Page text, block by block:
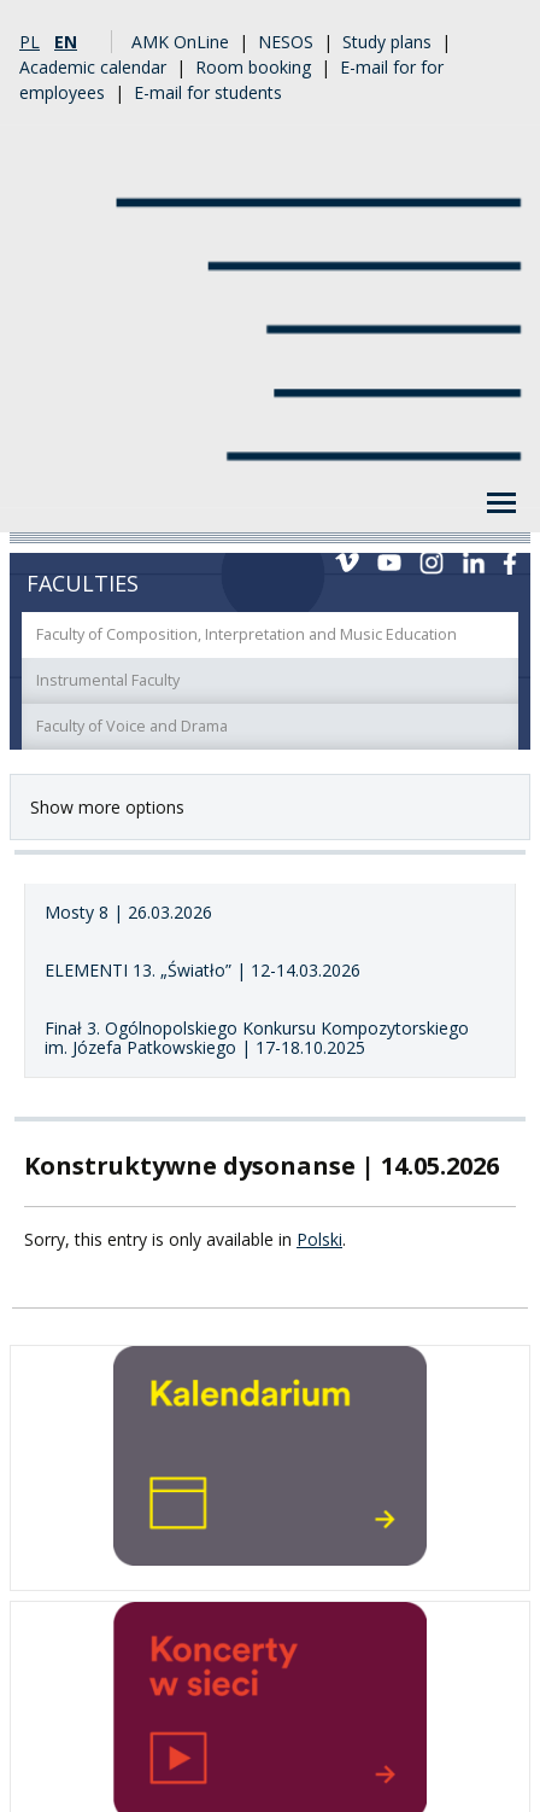
PL EN AMK OnLine | NESOS | Study plans |
Academic calendar | Room booking | E-mail for for
employees | E-mail for students
FACULTIES
Faculty of Composition, Interpretation and Music Education
Instrumental Faculty
Faculty of Voice and Drama
Show more options
Mosty 8 | 26.03.2026
ELEMENTI 13. „Światło” | 12-14.03.2026
Finał 3. Ogólnopolskiego Konkursu Kompozytorskiego
im. Józefa Patkowskiego | 17-18.10.2025
Konstruktywne dysonanse | 14.05.2026
Sorry, this entry is only available in Polski.